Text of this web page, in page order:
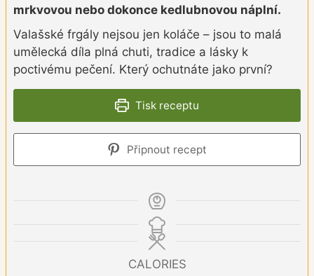
mrkvovou nebo dokonce kedlubnovou náplní.
Valašské frgály nejsou jen koláče – jsou to malá
umělecká díla plná chuti, tradice a lásky k
poctivému pečení. Který ochutnáte jako první?
Tisk receptu
Připnout recept
CALORIES